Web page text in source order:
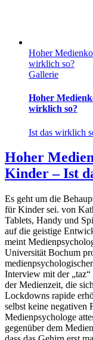
Hoher
wirklich so?
Gallerie
Hoher
wirklich so?
Ist das wirklich
Hoher
Kinder – Ist
Es geht um die
für Kinder sei. von
Tablets, Handy und
auf die geistige
meint
Universität Bochum
Interview mit der
der Medienzeit, die
Lockdowns rapide
selbst keine negativen
Medienpsychologe
gegenüber dem